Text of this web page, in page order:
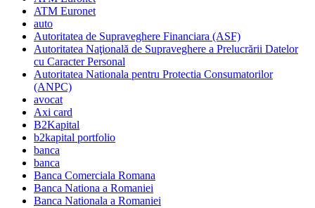
ATM Euronet
auto
Autoritatea de Supraveghere Financiara (ASF)
Autoritatea Naţională de Supraveghere a Prelucrării Datelor
cu Caracter Personal
Autoritatea Nationala pentru Protectia Consumatorilor
(ANPC)
avocat
Axi card
B2Kapital
b2kapital portfolio
banca
banca
Banca Comerciala Romana
Banca Nationa a Romaniei
Banca Nationala a Romaniei